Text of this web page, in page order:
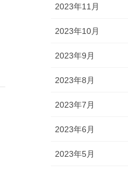
2023年11月
2023年10月
2023年9月
2023年8月
2023年7月
2023年6月
2023年5月